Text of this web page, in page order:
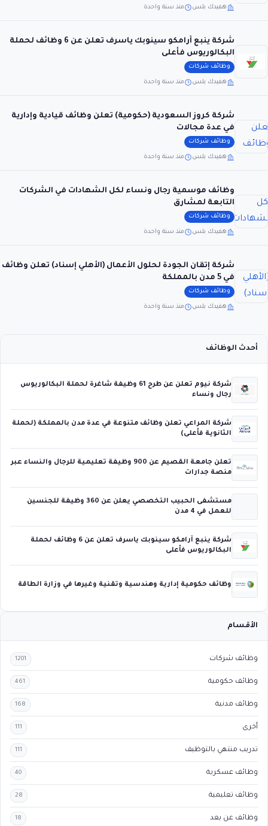
هفيدك بلس منذ سنة واحدة
شركة ينبع أرامكو سينوبك ياسرف تعلن عن 6 وظائف لحملة
البكالوريوس فأعلى
وظائف شركات
هفيدك بلس منذ سنة واحدة
شركة كروز السعودية (حكومية) تعلن وظائف قيادية وإدارية
في عدة مجالات
وظائف شركات
هفيدك بلس منذ سنة واحدة
وظائف موسمية رجال ونساء لكل الشهادات في الشركات
التابعة لمشارق
وظائف شركات
هفيدك بلس منذ سنة واحدة
شركة إتقان الجودة لحلول الأعمال (الأهلي إسناد) تعلن وظائف
في 5 مدن بالمملكة
وظائف شركات
هفيدك بلس منذ سنة واحدة
أحدث الوظائف
شركة نيوم تعلن عن طرح 61 وظيفة شاغرة لحملة البكالوريوس
رجال ونساء
شركة المراعي تعلن وظائف متنوعة في عدة مدن بالمملكة (لحملة
الثانوية فأعلى)
تعلن جامعة القصيم عن 900 وظيفة تعليمية للرجال والنساء عبر
منصة جدارات
مستشفى الحبيب التخصصي يعلن عن 360 وظيفة للجنسين
للعمل في 4 مدن
شركة ينبع أرامكو سينوبك ياسرف تعلن عن 6 وظائف لحملة
البكالوريوس فأعلى
وظائف حكومية إدارية وهندسية وتقنية وغيرها في وزارة الطاقة
الأقسام
وظائف شركات 1201
وظائف حكومية 461
وظائف مدنية 168
أخرى 111
تدريب منتهي بالتوظيف 111
وظائف عسكرية 40
وظائف تعليمية 28
وظائف عن بعد 18